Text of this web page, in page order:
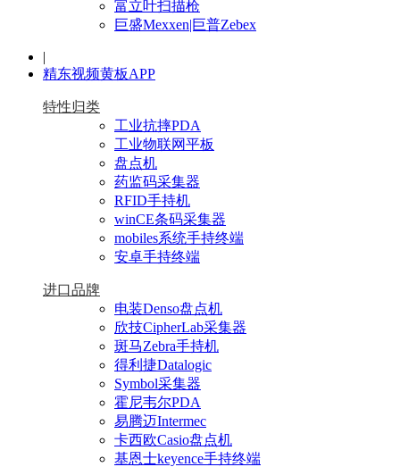
富立叶扫描枪
巨盛Mexxen|巨普Zebex
|
精东视频黄板APP
特性归类
工业抗摔PDA
工业物联网平板
盘点机
药监码采集器
RFID手持机
winCE条码采集器
mobiles系统手持终端
安卓手持终端
进口品牌
电装Denso盘点机
欣技CipherLab采集器
斑马Zebra手持机
得利捷Datalogic
Symbol采集器
霍尼韦尔PDA
易腾迈Intermec
卡西欧Casio盘点机
基恩士keyence手持终端